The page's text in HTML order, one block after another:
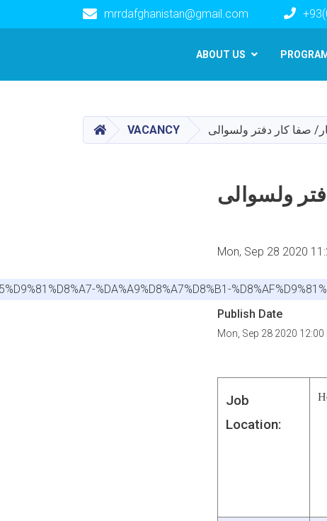
mrrdafghanistan@gmail.com
ABOUT US
HOMEVACANCY صفا کار دفتر ولسوالی
ولسوالی
Mon, Sep 28 2020
%DA%A9%D8%A7%D8%B1-
Publish Date
Mon, Sep 28 2020 12:00
Job
Location: